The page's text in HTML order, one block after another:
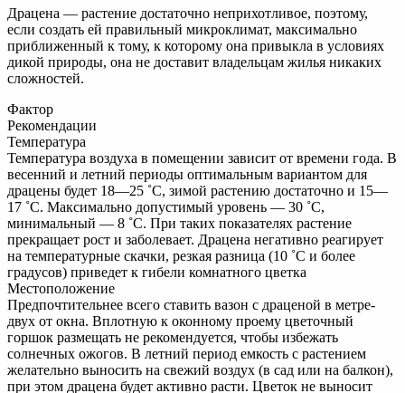
Драцена — растение достаточно неприхотливое, поэтому,
если создать ей правильный микроклимат, максимально
приближенный к тому, к которому она привыкла в условиях
дикой природы, она не доставит владельцам жилья никаких
сложностей.
Фактор
Рекомендации
Температура
Температура воздуха в помещении зависит от времени года. В
весенний и летний периоды оптимальным вариантом для
драцены будет 18—25 ˚С, зимой растению достаточно и 15—
17 ˚С. Максимально допустимый уровень — 30 ˚С,
минимальный — 8 ˚С. При таких показателях растение
прекращает рост и заболевает. Драцена негативно реагирует
на температурные скачки, резкая разница (10 ˚С и более
градусов) приведет к гибели комнатного цветка
Местоположение
Предпочтительнее всего ставить вазон с драценой в метре-
двух от окна. Вплотную к оконному проему цветочный
горшок размещать не рекомендуется, чтобы избежать
солнечных ожогов. В летний период емкость с растением
желательно выносить на свежий воздух (в сад или на балкон),
при этом драцена будет активно расти. Цветок не выносит